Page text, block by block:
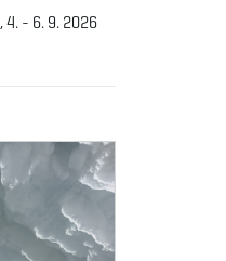
, 4. - 6. 9. 2026